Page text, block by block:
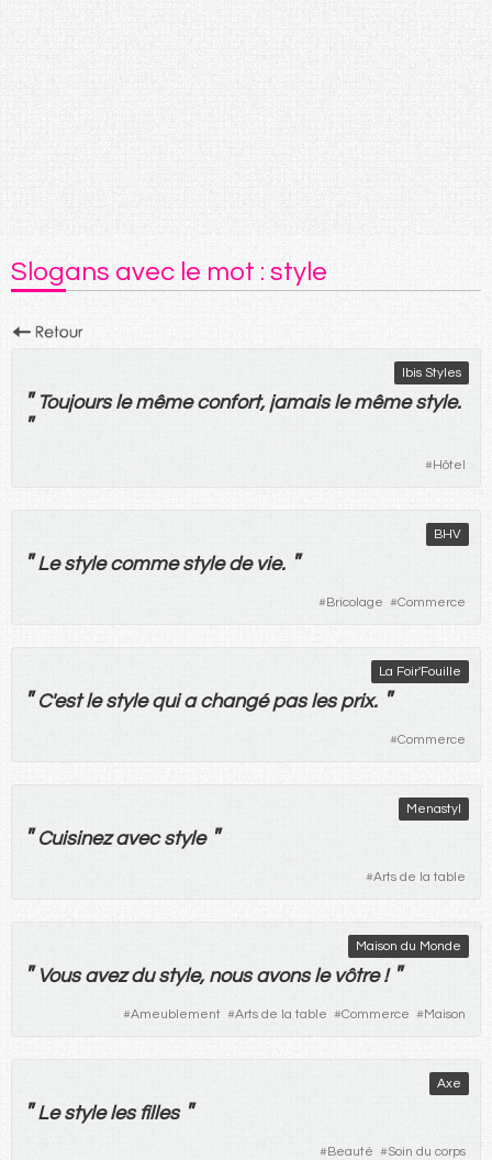
Slogans avec le mot : style
Ibis Styles
" Toujours le même confort, jamais le même style.
"
#Hôtel
BHV
" Le style comme style de vie. "
#Bricolage #Commerce
La Foir'Fouille
"C'est le style qui a changé pas les prix. "
#Commerce
Menastyl
" Cuisinez avec style "
#Arts de la table
Maison du Monde
" Vous avez du style, nous avons le vôtre! "
#Ameublement #Arts de la table #Commerce #Maison
Axe
" Le style les filles "
#Beauté #Soin du corps